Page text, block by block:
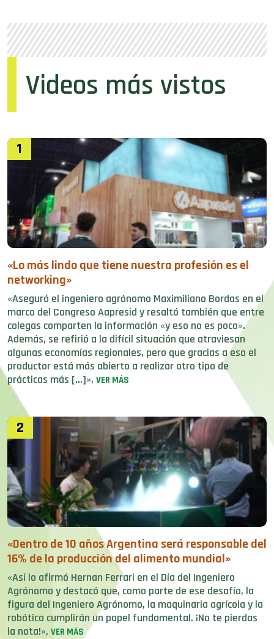
Videos más vistos
1
«Lo más lindo que tiene nuestra profesión es el
networking»
«Aseguró el ingeniero agrónomo Maximiliano Bordas en el
marco del Congreso Aapresid y resaltó también que entre
colegas comparten la información «y eso no es poco».
Además, se refirió a la difícil situación que atraviesan
algunas economías regionales, pero que gracias a eso el
productor está más abierto a realizar otro tipo de
prácticas más […]», VER MÁS
2
«Dentro de 10 años Argentina será responsable del
16% de la producción del alimento mundial»
«Así lo afirmó Hernan Ferrari en el Día del Ingeniero
Agrónomo y destacó que, como parte de ese desafío, la
figura del Ingeniero Agrónomo, la maquinaria agrícola y la
robótica cumplirán un papel fundamental. ¡No te pierdas
la nota!», VER MÁS